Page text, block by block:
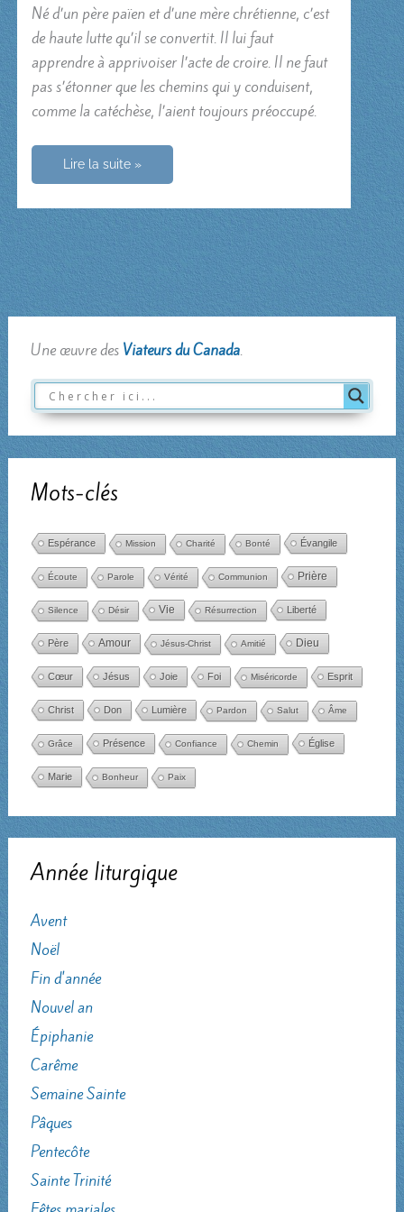
Né d’un père païen et d’une mère chrétienne, c’est
de haute lutte qu’il se convertit. Il lui faut
apprendre à apprivoiser l’acte de croire. Il ne faut
pas s’étonner que les chemins qui y conduisent,
comme la catéchèse, l’aient toujours préoccupé.
Augustin
Lire la suite »
Une œuvre des Viateurs du Canada.
Mots-clés
Espérance Mission Charité Bonté Évangile
Écoute Parole Vérité Communion Prière
Silence Désir Vie Résurrection Liberté
Père Amour Jésus-Christ Amitié Dieu
Cœur Jésus Joie Foi Miséricorde Esprit
Christ Don Lumière Pardon Salut Âme
Grâce Présence Confiance Chemin Église
Marie Bonheur Paix
Année liturgique
Avent
Noël
Fin d'année
Nouvel an
Épiphanie
Carême
Semaine Sainte
Pâques
Pentecôte
Sainte Trinité